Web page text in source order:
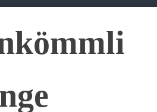
nge